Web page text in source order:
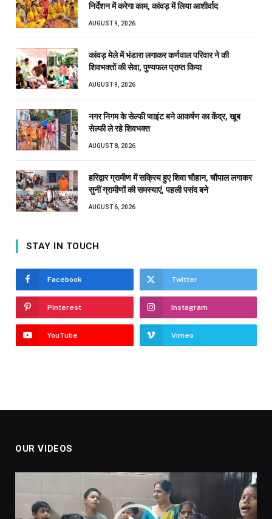
निर्देशन में करेगा काम, कांवड़ में लिया आशीर्वाद
AUGUST 9, 2026
कांवड़ मेले में भंडारा लगाकर कर्णवाल परिवार ने की
शिवभक्तों की सेवा, पुण्यफल प्राप्त किया
AUGUST 9, 2026
नगर निगम के सेल्फी प्वाइंट बने आकर्षण का केंद्र, खूब
सेल्फी ले रहे शिवभक्त
AUGUST 8, 2026
हरिद्वार ग्रामीण में सक्रिय हुए शिवा चौहान, चौपाल लगाकर
सुनीं ग्रामीणों की समस्याएं, पहली पसंद बने
AUGUST 6, 2026
STAY IN TOUCH
Facebook Twitter
Pinterest Instagram
YouTube Vimeo
OUR VIDEOS